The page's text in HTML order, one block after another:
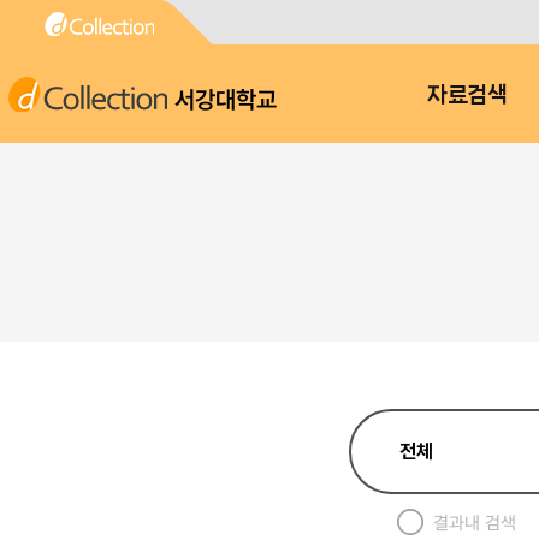
서강대학교 자료검색
결과내 검색